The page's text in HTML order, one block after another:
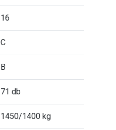
16
C
B
71 db
1450/1400 kg